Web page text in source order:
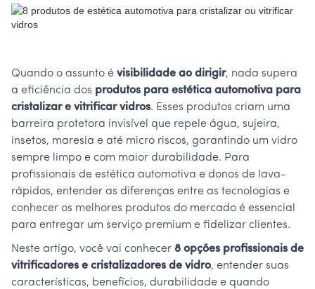
Quando o assunto é visibilidade ao dirigir, nada supera
a eficiência dos produtos para estética automotiva para
cristalizar e vitrificar vidros. Esses produtos criam uma
barreira protetora invisível que repele água, sujeira,
insetos, maresia e até micro riscos, garantindo um vidro
sempre limpo e com maior durabilidade. Para
profissionais de estética automotiva e donos de lava-
rápidos, entender as diferenças entre as tecnologias e
conhecer os melhores produtos do mercado é essencial
para entregar um serviço premium e fidelizar clientes.
Neste artigo, você vai conhecer 8 opções profissionais de
vitrificadores e cristalizadores de vidro, entender suas
características, benefícios, durabilidade e quando